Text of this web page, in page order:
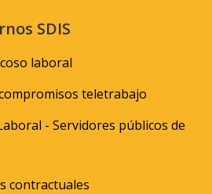
SDIS
laboral
teletrabajo
- Servidores públicos de
contractuales